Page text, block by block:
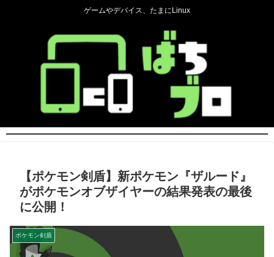
ゲームやデバイス、たまにLinux
【ポケモン剣盾】新ポケモン『ザルード』
がポケモンオブザイヤーの結果発表の最後
に公開！
ポケモン剣盾